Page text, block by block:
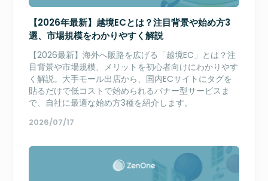
【2026年最新】越境ECとは？注目背景や始め方3
選、市場規模をわかりやすく解説
【2026最新】海外へ販路を広げる「越境EC」とは？注
目背景や市場規模、メリットを初心者向けにわかりやす
く解説。大手モール出店から、国内ECサイトにタグを
貼るだけで低コストで始められるバナー型サービスま
で、自社に最適な始め方3種を紹介します。
2026/07/17